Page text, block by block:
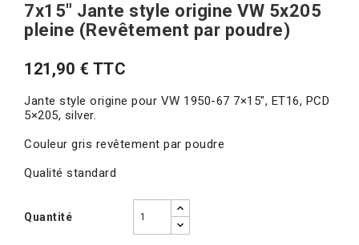
7x15" Jante style origine VW 5x205
pleine (Revêtement par poudre)
121,90 € TTC
Jante style origine pour VW 1950-67 7×15″, ET16, PCD
5×205, silver.
Couleur gris revêtement par poudre
Qualité standard
Quantité